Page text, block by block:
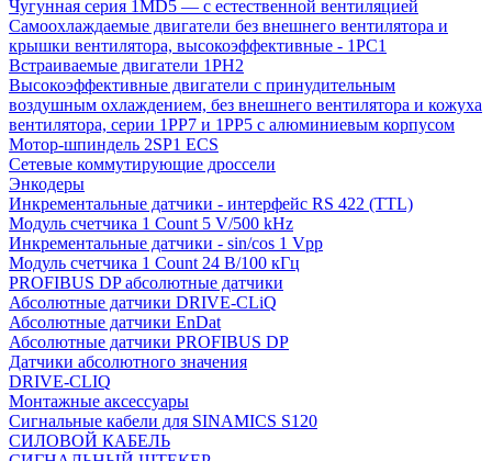
Чугунная серия 1MD5 — с естественной вентиляцией
Самоохлаждаемые двигатели без внешнего вентилятора и
крышки вентилятора, высокоэффективные - 1PC1
Встраиваемые двигатели 1PH2
Высокоэффективные двигатели с принудительным
воздушным охлаждением, без внешнего вентилятора и кожуха
вентилятора, серии 1PP7 и 1PP5 с алюминиевым корпусом
Мотор-шпиндель 2SP1 ECS
Сетевые коммутирующие дроссели
Энкодеры
Инкрементальные датчики - интерфейс RS 422 (TTL)
Модуль счетчика 1 Count 5 V/500 kHz
Инкрементальные датчики - sin/cos 1 Vpp
Модуль счетчика 1 Count 24 В/100 кГц
PROFIBUS DP абсолютные датчики
Абсолютные датчики DRIVE-CLiQ
Абсолютные датчики EnDat
Абсолютные датчики PROFIBUS DP
Датчики абсолютного значения
DRIVE-CLIQ
Монтажные аксессуары
Сигнальные кабели для SINAMICS S120
СИЛОВОЙ КАБЕЛЬ